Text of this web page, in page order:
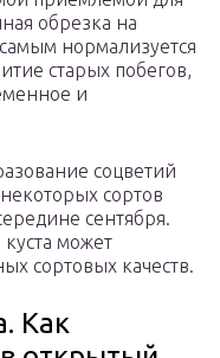
обрезка на
нормализуется
старых побегов,
и
соцветий
некоторых сортов
сентября.
может
сортовых качеств.
Как